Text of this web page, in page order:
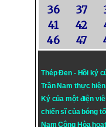
36
37
41
42
46
47
Thép Đen - Hồi ký
Trần Nam thực
Ký của một điện
chiến sĩ của bóng
Nam Cộng Hòa